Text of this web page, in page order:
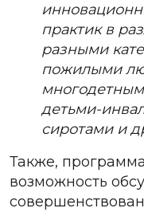
практик в
разными
пожилыми
детьми-
сиротами и
Также,
возможность